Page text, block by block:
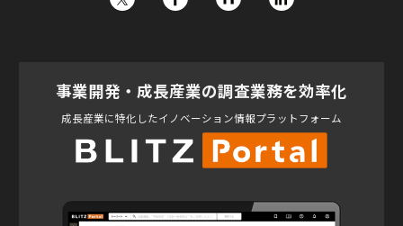
事業開発・成長産業の調査業務を効率化
成長産業に特化したイノベーション情報プラットフォーム